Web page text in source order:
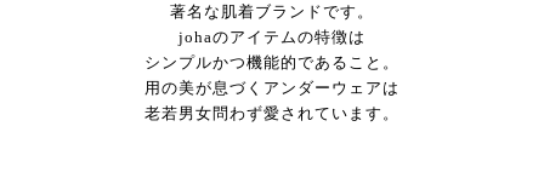
著名な肌着ブランドです。
johaのアイテムの特徴は
シンプルかつ機能的であること。
用の美が息づくアンダーウェアは
老若男女問わず愛されています。